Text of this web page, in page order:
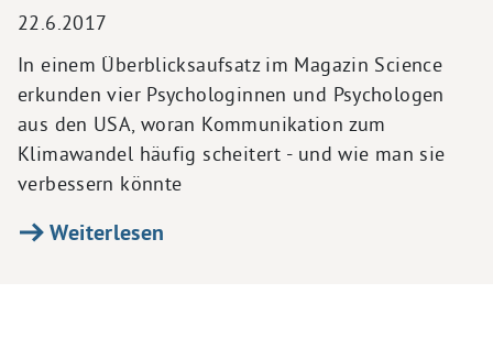
22.6.2017
In einem Überblicksaufsatz im Magazin Science
erkunden vier Psychologinnen und Psychologen
aus den USA, woran Kommunikation zum
Klimawandel häufig scheitert - und wie man sie
verbessern könnte
Weiterlesen